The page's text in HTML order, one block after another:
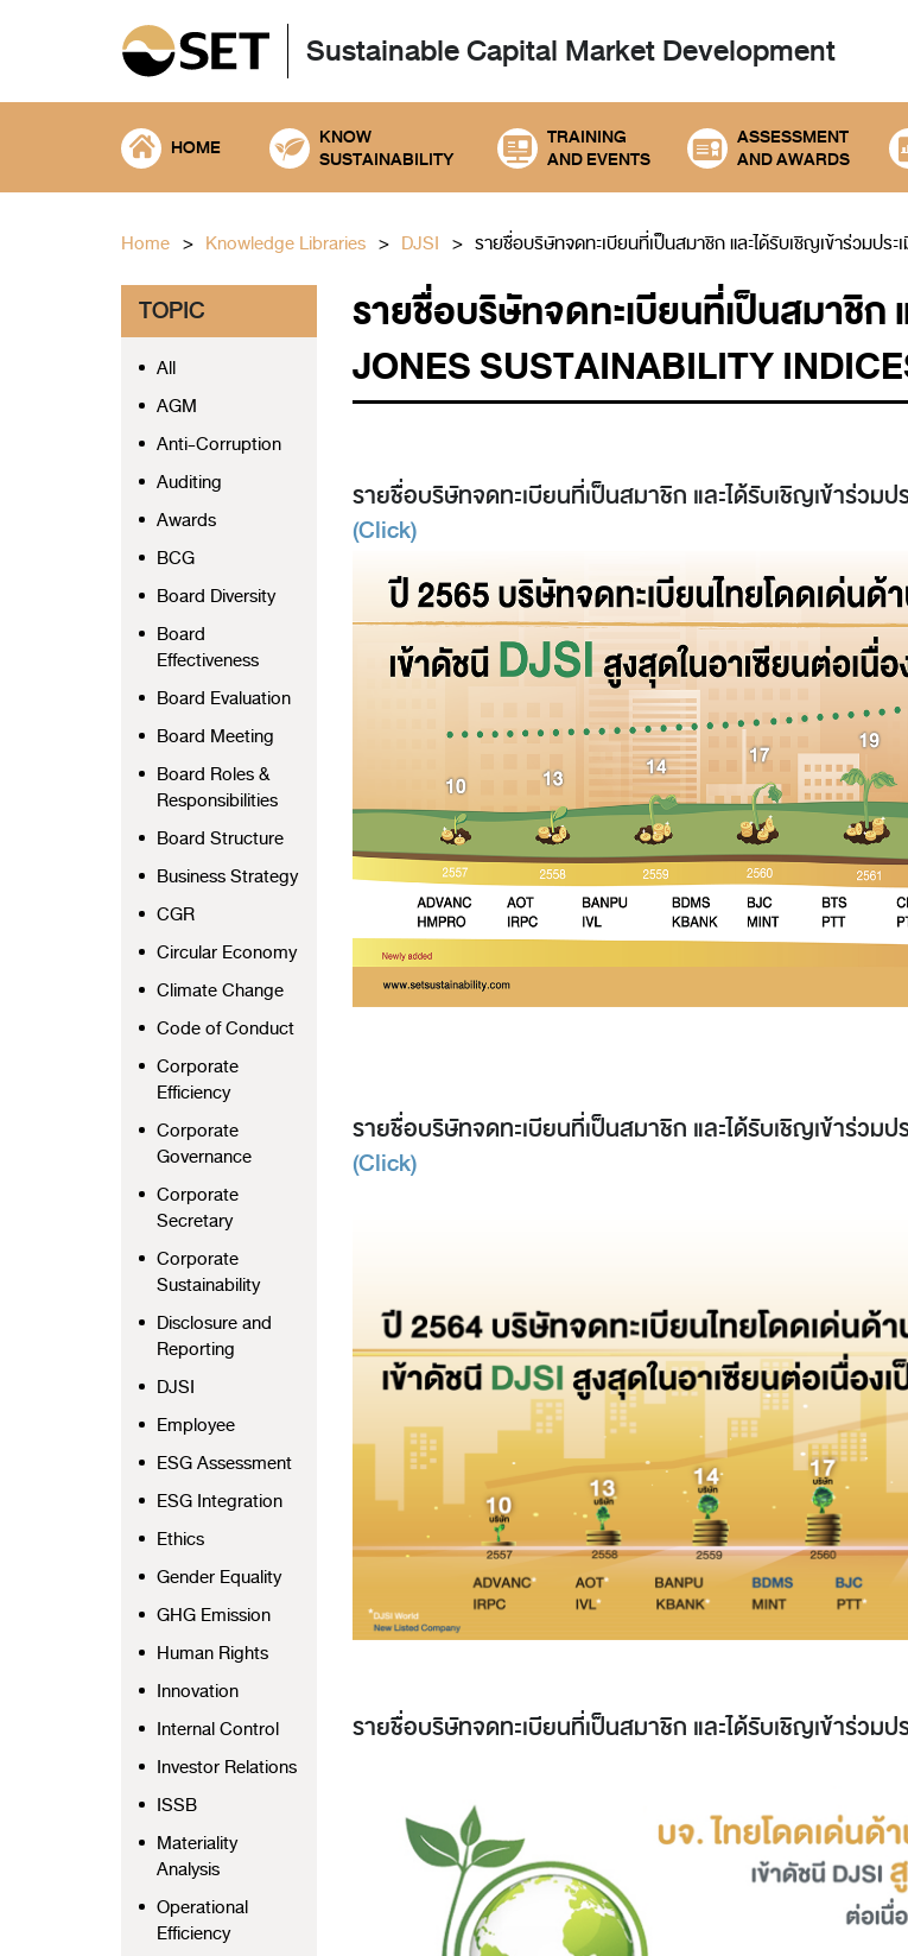
Sustainable Capital Market Development
HOME
KNOW
SUSTAINABILITY
TRAINING
AND EVENTS
ASSESSMENT
AND AWARDS
Home Knowledge Libraries DJSI รายชื่อบริษัทจดทะเบียนที่เป็นสมาชิก และได้รับเชิญเข้าร่วมป
TOPIC
All
AGM
Anti-Corruption
Auditing
Awards
BCG
Board Diversity
Board
Effectiveness
Board Evaluation
Board Meeting
Board Roles &
Responsibilities
Board Structure
Business Strategy
CGR
Circular Economy
Climate Change
Code of Conduct
Corporate
Efficiency
Corporate
Governance
Corporate
Secretary
Corporate
Sustainability
Disclosure and
Reporting
DJSI
Employee
ESG Assessment
ESG Integration
Ethics
Gender Equality
GHG Emission
Human Rights
Innovation
Internal Control
Investor Relations
ISSB
Materiality
Analysis
Operational
Efficiency
รายชื่อบริษัทจดทะเบียนที่เป็นสมาชิก
JONES SUSTAINABILITY
รายชื่อบริษัทจดทะเบียนที่เป็นสมาชิก และได้รับเชิญเข้าร่วม
(Click)
รายชื่อบริษัทจดทะเบียนที่เป็นสมาชิก และได้รับเชิญเข้าร่วม
(Click)
รายชื่อบริษัทจดทะเบียนที่เป็นสมาชิก และได้รับเชิญเข้าร่วม